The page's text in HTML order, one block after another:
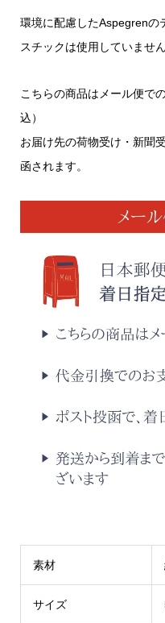
環境に配慮したAspegrenの
スチックは使用していません
こちらの商品はメール便で
込）
お届け先の荷物受け・新聞
函されます。
素材
サイズ